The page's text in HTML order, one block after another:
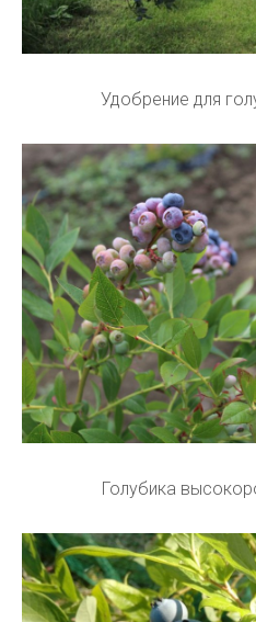
Удобрение для
Голубика